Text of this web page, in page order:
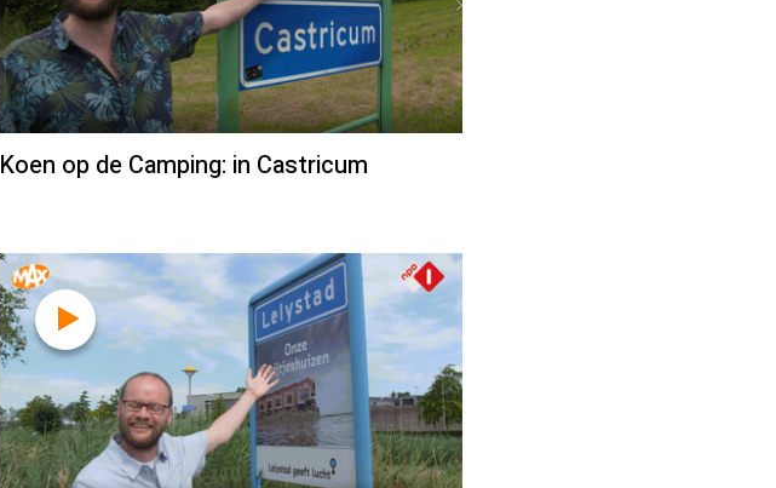
Koen op de Camping: in Castricum